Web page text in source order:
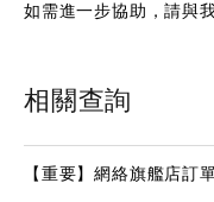
如需進一步協助，請與
相關查詢
【重要】網絡旗艦店訂